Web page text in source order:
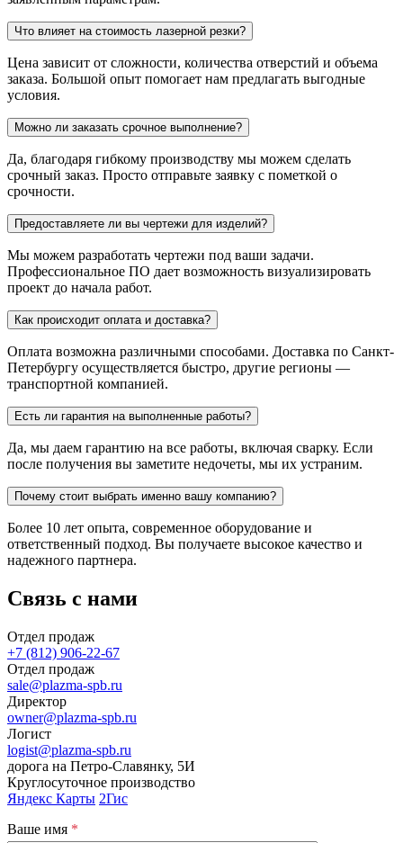
Что влияет на стоимость лазерной резки?
Цена зависит от сложности, количества отверстий и объема
заказа. Большой опыт помогает нам предлагать выгодные
условия.
Можно ли заказать срочное выполнение?
Да, благодаря гибкому производству мы можем сделать
срочный заказ. Просто отправьте заявку с пометкой о
срочности.
Предоставляете ли вы чертежи для изделий?
Мы можем разработать чертежи под ваши задачи.
Профессиональное ПО дает возможность визуализировать
проект до начала работ.
Как происходит оплата и доставка?
Оплата возможна различными способами. Доставка по Санкт-
Петербургу осуществляется быстро, другие регионы —
транспортной компанией.
Есть ли гарантия на выполненные работы?
Да, мы даем гарантию на все работы, включая сварку. Если
после получения вы заметите недочеты, мы их устраним.
Почему стоит выбрать именно вашу компанию?
Более 10 лет опыта, современное оборудование и
ответственный подход. Вы получаете высокое качество и
надежного партнера.
Связь с нами
Отдел продаж
+7 (812) 906-22-67
Отдел продаж
sale@plazma-spb.ru
Директор
owner@plazma-spb.ru
Логист
logist@plazma-spb.ru
дорога на Петро-Славянку, 5И
Круглосуточное производство
Яндекс Карты 2Гис
Ваше имя *